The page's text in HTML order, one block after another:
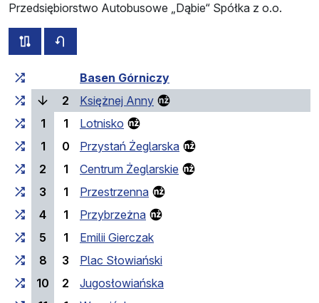
Przedsiębiorstwo Autobusowe „Dąbie“ Spółka z o.o.
alle Strecken dieser Linie
Fahrtzeit zunehmend Fahrtzeit zwischen den
Basen Górniczy
2
Księżnej Anny
1
1
Lotnisko
1
0
Przystań Żeglarska
2
1
Centrum Żeglarskie
3
1
Przestrzenna
4
1
Przybrzeżna
5
1
Emilii Gierczak
8
3
Plac Słowiański
10
2
Jugosłowiańska